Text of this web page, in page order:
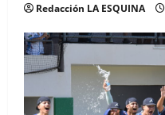
Redacción LA ESQUINA